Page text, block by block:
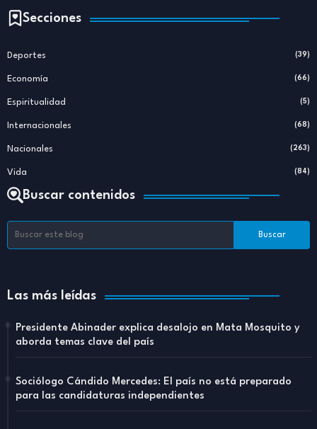
Secciones
Deportes (39)
Economía (66)
Espiritualidad (5)
Internacionales (68)
Nacionales (263)
Vida (84)
Buscar contenidos
Las más leídas
Presidente Abinader explica desalojo en Mata Mosquito y
aborda temas clave del país
Sociólogo Cándido Mercedes: El país no está preparado
para las candidaturas independientes